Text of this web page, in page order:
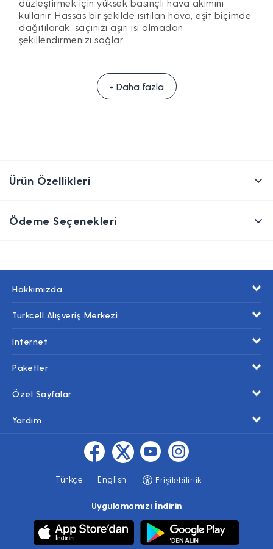
düzleştirmek için yüksek basınçlı hava akımını
kullanır. Hassas bir şekilde ısıtılan hava, eşit biçimde
dağıtılarak, saçınızı aşırı ısı olmadan
şekillendirmenizi sağlar.
+ Daha fazla
Ürün Özellikleri
Ödeme Seçenekleri
Hakkımızda
Turkcell Alışveriş Merkezi
İnternet
Paketler
Özel Sayfalar
Yardım
Türkçe English Erişilebilirlik
Uygulamamızı İndirin